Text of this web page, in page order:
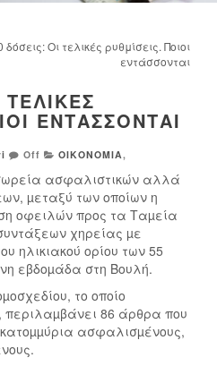
δόσεις: Οι τελικές ρυθμίσεις. Ποιοι
εντάσσονται
ΕΝΤΆΣΣΟΝΤΑΙ
Off ΟΙΚΟΝΟΜΙΑ,
ασφαλιστικών αλλά
µεταξύ των οποίων η
οφειλών προς τα Ταµεία
χηρείας µε
ηλικιακού ορίου των 55
εβδοµάδα στη Βουλή.
το οποίο
περιλαµβάνει 86 άρθρα που
ασφαλισµένους,